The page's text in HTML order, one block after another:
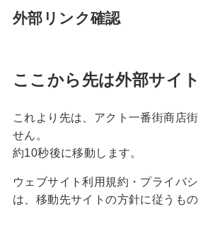
外部リンク確認
ここから先は外部サイ
これより先は、アクト一番街商店
せん。
約10秒後に移動します。
ウェブサイト利用規約・プライバ
は、移動先サイトの方針に従うもの